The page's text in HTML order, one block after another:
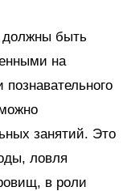
должны быть
на
занятий. Это
ловля
в роли